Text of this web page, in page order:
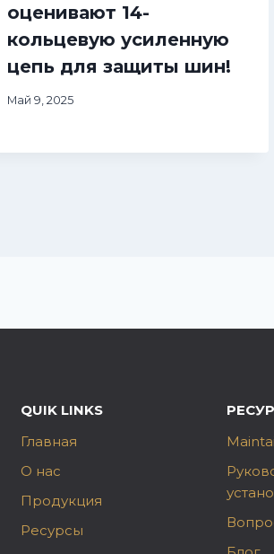
оценивают 14-
кольцевую усиленную
цепь для защиты шин!
Май 9, 2025
QUIK LINKS
Главная
О нас
Продукция
Ресурсы